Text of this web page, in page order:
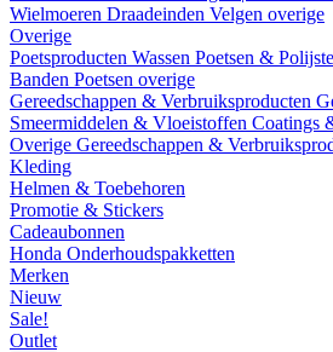
Wielmoeren Draadeinden Velgen overige
Overige
Poetsproducten Wassen Poetsen &
Banden Poetsen overige
Gereedschappen & Verbruiksproducten
Smeermiddelen & Vloeistoffen Coatings
Overige Gereedschappen &
Kleding
Helmen & Toebehoren
Promotie & Stickers
Cadeaubonnen
Honda Onderhoudspakketten
Merken
Nieuw
Sale!
Outlet